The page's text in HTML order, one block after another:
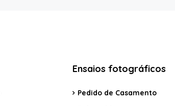
Ensaios fotográficos
Pedido de Casamento